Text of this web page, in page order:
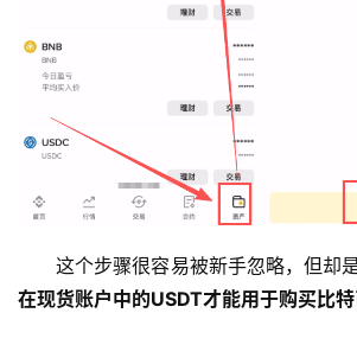
这个步骤很容易被新手忽略，但却
在现货账户中的USDT才能用于购买比